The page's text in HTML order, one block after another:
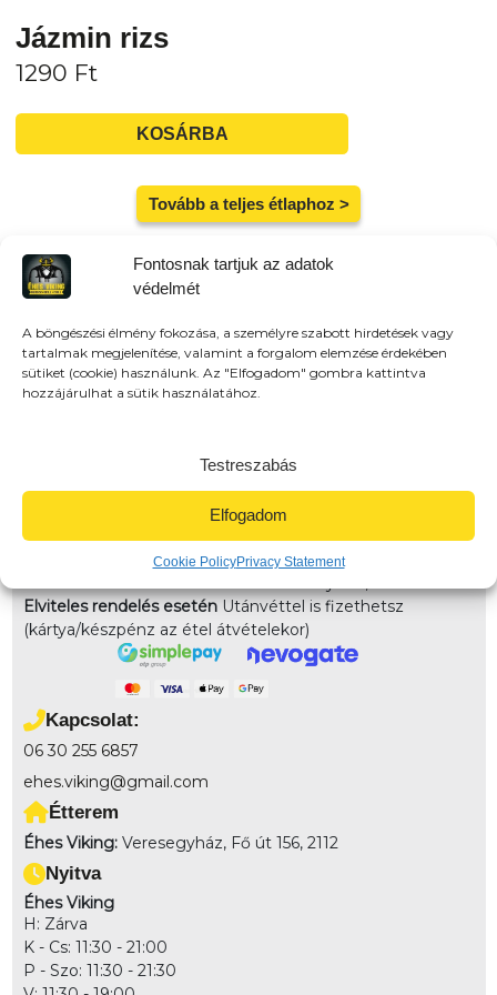
Fontosnak tartjuk az adatok
védelmét
A böngészési élmény fokozása, a személyre szabott hirdetések vagy
tartalmak megjelenítése, valamint a forgalom elemzése érdekében
sütiket (cookie) használunk. Az "Elfogadom" gombra kattintva
hozzájárulhat a sütik használatához.
Elfogadom
Testreszabás
Cookie PolicyPrivacy Statement
Jázmin rizs
1290 Ft
KOSÁRBA
Tovább a teljes étlaphoz >
Házhozszállítás / Elvitel Rendelj Online
Szállítunk:Veresegyház és környező városokba
házhozszálítunk! 3km-es körzetben: 790Ft (Veresegyház
Elvitel:
vagy akár házhozszállítással is!
Elviteles rendelés eseténUtánvéttel is fizethetsz
(kártya/készpénz az étel átvételekor)
Kapcsolat:
06 30 255 6857
ehes.viking@gmail.com
Étterem
Éhes Viking: Veresegyház, Fő út 156, 2112
Nyitva
Éhes Viking
H: Zárva
K - Cs: 11:30 - 21:00
P - Szo: 11:30 - 21:30